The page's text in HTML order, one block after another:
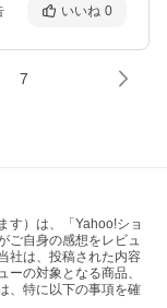
いいね 0
7
す）は、「Yahoo!ショ
ご自身の感想をレビュ
社は、投稿された内容
の対象となる商品、
、特に以下の事項を確